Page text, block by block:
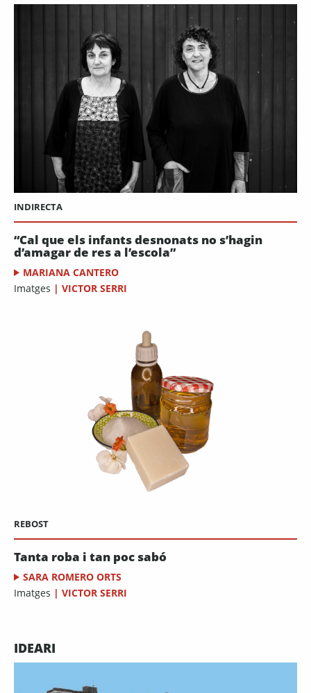
INDIRECTA
“Cal que els infants desnonats no s’hagin
d’amagar de res a l’escola”
MARIANA CANTERO
Imatges | VICTOR SERRI
REBOST
Tanta roba i tan poc sabó
SARA ROMERO ORTS
Imatges | VICTOR SERRI
IDEARI